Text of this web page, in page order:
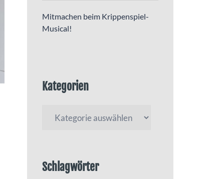
Mitmachen beim Krippenspiel-
Musical!
Kategorien
Schlagwörter